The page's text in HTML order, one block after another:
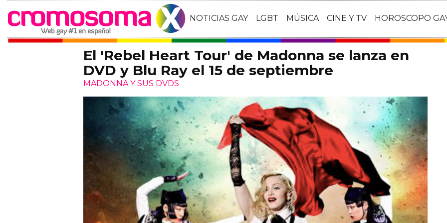
NOTICIAS GAY LGBT MÚSICA CINE Y TV HOROSCOPO
El 'Rebel Heart Tour' de Madonna se lanza en
DVD y Blu Ray el 15 de septiembre
MADONNA Y SUS DVDS